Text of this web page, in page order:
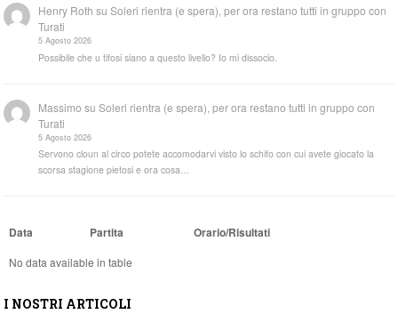
Henry Roth suSoleri rientra (e spera), per ora restano tutti in gruppo con
Turati
5 Agosto 2026
Possibile che u tifosi siano a questo livello? Io mi dissocio.
Massimo suSoleri rientra (e spera), per ora restano tutti in gruppo con
Turati
5 Agosto 2026
Servono cloun al circo potete accomodarvi visto lo schifo con cui avete giocato la
scorsa stagione pietosi e ora cosa…
Data Partita Orario/Risultati
No data available in table
I NOSTRI ARTICOLI